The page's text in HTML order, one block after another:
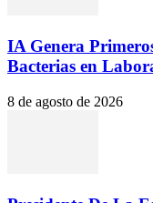
IA Genera
Bacterias en
8 de agosto de 2026